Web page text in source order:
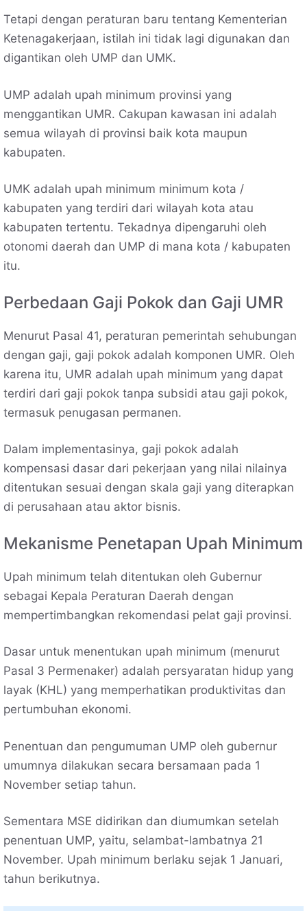
Tetapi dengan peraturan baru tentang Kementerian
Ketenagakerjaan, istilah ini tidak lagi digunakan dan
digantikan oleh UMP dan UMK.
UMP adalah upah minimum provinsi yang
menggantikan UMR. Cakupan kawasan ini adalah
semua wilayah di provinsi baik kota maupun
kabupaten.
UMK adalah upah minimum minimum kota /
kabupaten yang terdiri dari wilayah kota atau
kabupaten tertentu. Tekadnya dipengaruhi oleh
otonomi daerah dan UMP di mana kota / kabupaten
itu.
Perbedaan Gaji Pokok dan Gaji UMR
Menurut Pasal 41, peraturan pemerintah sehubungan
dengan gaji, gaji pokok adalah komponen UMR. Oleh
karena itu, UMR adalah upah minimum yang dapat
terdiri dari gaji pokok tanpa subsidi atau gaji pokok,
termasuk penugasan permanen.
Dalam implementasinya, gaji pokok adalah
kompensasi dasar dari pekerjaan yang nilai nilainya
ditentukan sesuai dengan skala gaji yang diterapkan
di perusahaan atau aktor bisnis.
Mekanisme Penetapan Upah Minimum
Upah minimum telah ditentukan oleh Gubernur
sebagai Kepala Peraturan Daerah dengan
mempertimbangkan rekomendasi pelat gaji provinsi.
Dasar untuk menentukan upah minimum (menurut
Pasal 3 Permenaker) adalah persyaratan hidup yang
layak (KHL) yang memperhatikan produktivitas dan
pertumbuhan ekonomi.
Penentuan dan pengumuman UMP oleh gubernur
umumnya dilakukan secara bersamaan pada 1
November setiap tahun.
Sementara MSE didirikan dan diumumkan setelah
penentuan UMP, yaitu, selambat-lambatnya 21
November. Upah minimum berlaku sejak 1 Januari,
tahun berikutnya.